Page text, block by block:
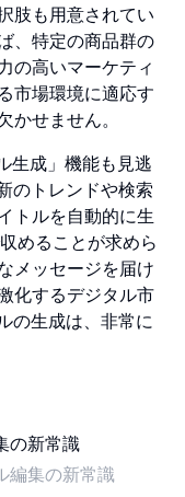
肢も用意されてい
、特定の商品群の
の高いマーケティ
市場環境に適応す
かせません。
生成」機能も見逃
のトレンドや検索
トルを自動的に生
めることが求めら
メッセージを届け
化するデジタル市
の生成は、非常に
編集の新常識